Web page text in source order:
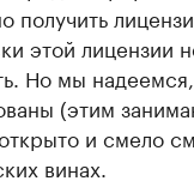
получить
этой лицензии
Но мы
(этим
и смело
винах.